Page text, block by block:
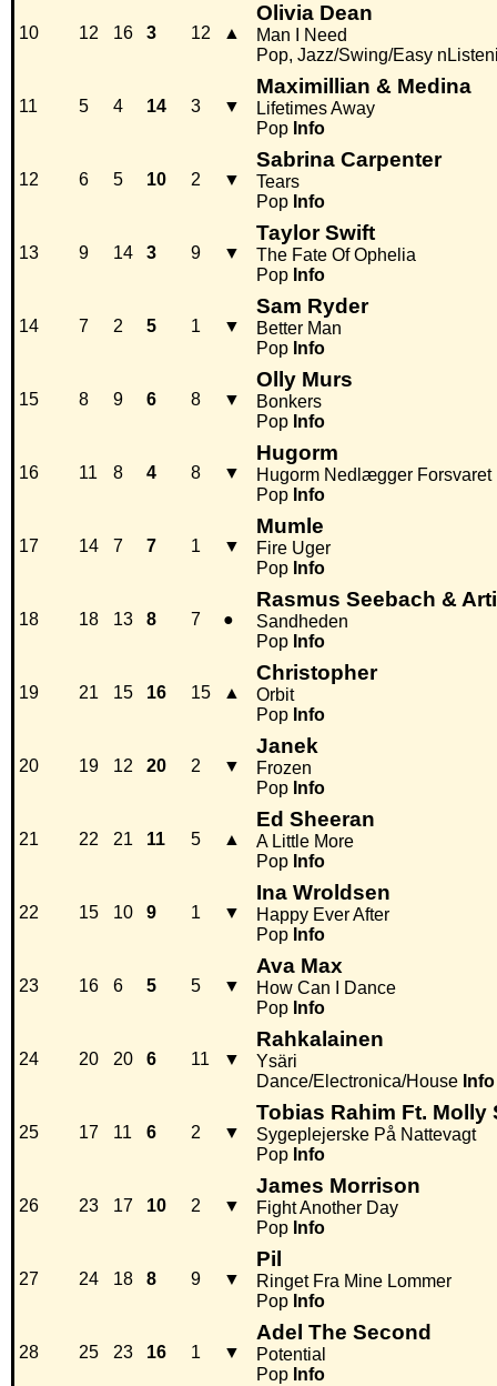
10 12 16 3 12 ▲
Olivia Dean
Man I Need
Pop, Jazz/Swing/Easy
11 5 4 14 3 ▼
Maximillian & Medina
Lifetimes Away
Pop Info
12 6 5 10 2 ▼
Sabrina Carpenter
Tears
Pop Info
13 9 14 3 9 ▼
Taylor Swift
The Fate Of Ophelia
Pop Info
14 7 2 5 1 ▼
Sam Ryder
Better Man
Pop Info
15 8 9 6 8 ▼
Olly Murs
Bonkers
Pop Info
16 11 8 4 8 ▼
Hugorm
Hugorm Nedlægger Forsvaret
Pop Info
17 14 7 7 1 ▼
Mumle
Fire Uger
Pop Info
18 18 13 8 7 ●
Rasmus Seebach &
Sandheden
Pop Info
19 21 15 16 15 ▲
Christopher
Orbit
Pop Info
20 19 12 20 2 ▼
Janek
Frozen
Pop Info
21 22 21 11 5 ▲
Ed Sheeran
A Little More
Pop Info
22 15 10 9 1 ▼
Ina Wroldsen
Happy Ever After
Pop Info
23 16 6 5 5 ▼
Ava Max
How Can I Dance
Pop Info
24 20 20 6 11 ▼
Rahkalainen
Ysäri
Dance/Electronica/House Info
25 17 11 6 2 ▼
Tobias Rahim Ft. Molly
Sygeplejerske På Nattevagt
Pop Info
26 23 17 10 2 ▼
James Morrison
Fight Another Day
Pop Info
27 24 18 8 9 ▼
Pil
Ringet Fra Mine Lommer
Pop Info
28 25 23 16 1 ▼
Adel The Second
Potential
Pop Info